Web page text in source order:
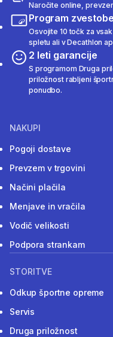
Naročite online,
Program
Osvojite 10 točk za
spletu ali v Decathlon
2 leti garancije
S programom Druga
priložnost rabljeni
ponudbo.
NAKUPI
Pogoji dostave
Prevzem v trgovini
Načini plačila
Menjave in vračila
Vodič velikosti
Podpora strankam
STORITVE
Odkup športne opreme
Servis
Druga priložnost